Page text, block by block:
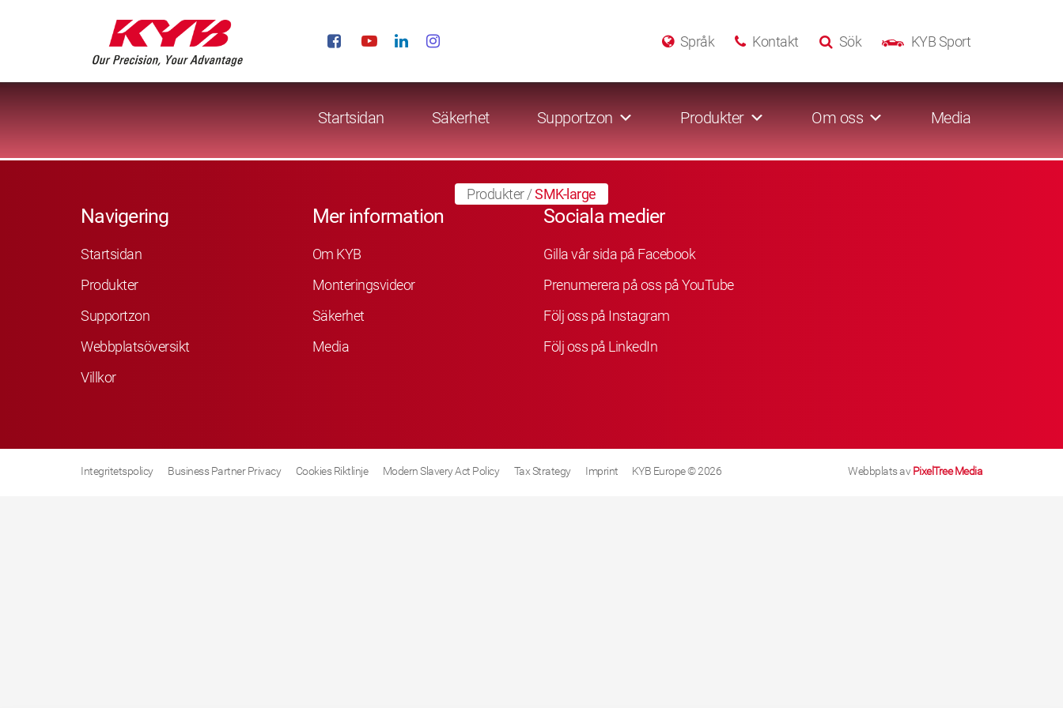
KYB Sport
Sök
Kontakt
Språk
Startsidan Säkerhet Supportzon Produkter Om oss Media
Produkter/SMK-large
Navigering
Startsidan
Produkter
Supportzon
Webbplatsöversikt
Villkor
Mer information
Om KYB
Monteringsvideor
Säkerhet
Media
Sociala medier
Gilla vår sida på Facebook
Prenumerera på oss på YouTube
Följ oss på Instagram
Följ oss på LinkedIn
Integritetspolicy Business Partner Privacy Cookies Riktlinje Modern Slavery Act Policy Tax Strategy Imprint KYB Europe © 2026 Webbplats avPixelTree Media